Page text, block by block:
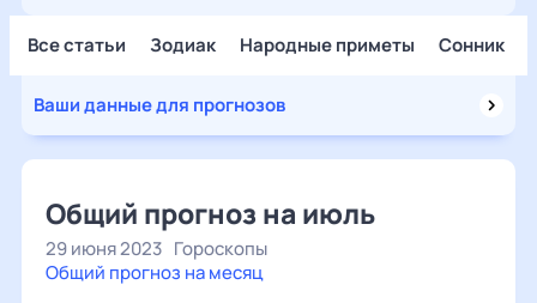
Все статьи Зодиак Народные приметы Сонник
Ваши данные для прогнозов
Общий прогноз на июль
29 июня 2023 Гороскопы
Общий прогноз на месяц